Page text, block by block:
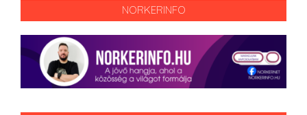
NORKERINFO